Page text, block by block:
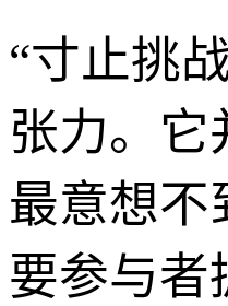
“寸止挑
张力。它
最意想不
要参与者